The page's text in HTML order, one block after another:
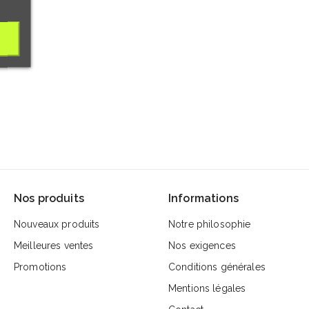
Nos produits
Nouveaux produits
Meilleures ventes
Promotions
Informations
Notre philosophie
Nos exigences
Conditions générales
Mentions légales